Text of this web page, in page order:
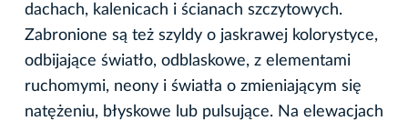
dachach, kalenicach i ścianach szczytowych.
Zabronione są też szyldy o jaskrawej kolorystyce,
odbijające światło, odblaskowe, z elementami
ruchomymi, neony i światła o zmieniającym się
natężeniu, błyskowe lub pulsujące. Na elewacjach